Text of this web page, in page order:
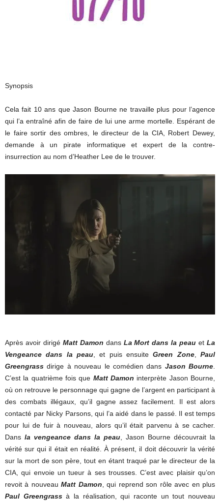
Synopsis
Cela fait 10 ans que Jason Bourne ne travaille plus pour l’agence
qui l’a entraîné afin de faire de lui une arme mortelle. Espérant de
le faire sortir des ombres, le directeur de la CIA, Robert Dewey,
demande à un pirate informatique et expert de la contre-
insurrection au nom d’Heather Lee de le trouver.
Après avoir dirigé Matt Damon dans La Mort dans la peau etLa
Vengeance dans la peau , et puis ensuiteGreen Zone,Paul
Greengrass dirige à nouveau le comédien dans Jason Bourne
C’est la quatrième fois que Matt Damon interprète Jason Bourne,
où on retrouve le personnage qui gagne de l’argent en participant à
des combats illégaux, qu’il gagne assez facilement. Il est alors
contacté par Nicky Parsons, qui l’a aidé dans le passé. Il est temps
pour lui de fuir à nouveau, alors qu’il était parvenu à se cacher.
Dans la vengeance dans la peau , Jason Bourne découvrait la
vérité sur qui il était en réalité. À présent, il doit découvrir la vérité
sur la mort de son père, tout en étant traqué par le directeur de la
CIA, qui envoie un tueur à ses trousses. C’est avec plaisir qu’on
revoit à nouveauMatt Damon , qui reprend son rôle avec en plus
Paul Greengrassà la réalisation, qui raconte un tout nouveau